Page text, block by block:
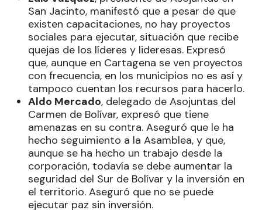
San Jacinto, manifestó que a pesar de que
existen capacitaciones, no hay proyectos
sociales para ejecutar, situación que recibe
quejas de los líderes y lideresas. Expresó
que, aunque en Cartagena se ven proyectos
con frecuencia, en los municipios no es así y
tampoco cuentan los recursos para hacerlo.
Aldo Mercado, delegado de Asojuntas del
Carmen de Bolívar, expresó que tiene
amenazas en su contra. Aseguró que le ha
hecho seguimiento a la Asamblea, y que,
aunque se ha hecho un trabajo desde la
corporación, todavía se debe aumentar la
seguridad del Sur de Bolívar y la inversión en
el territorio. Aseguró que no se puede
ejecutar paz sin inversión.